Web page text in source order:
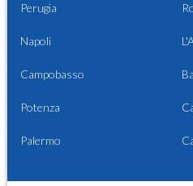
Perugia
Napoli
Campobasso
Potenza
Palermo